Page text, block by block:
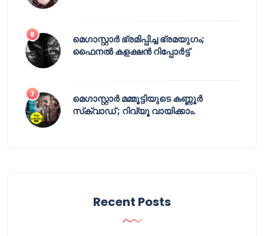
മെഗാസ്റ്റാർ ഭ്രമിപ്പിച്ച ഭ്രമയുഗം;
ഫൈനൽ കളക്ഷൻ റിപ്പോർട്ട്
മെഗാസ്റ്റാർ മമ്മൂട്ടിയുടെ കണ്ണൂർ
സ്‌ക്വാഡ് ; റിവ്യൂ വായിക്കാം.
Recent Posts